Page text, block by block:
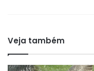
Veja também